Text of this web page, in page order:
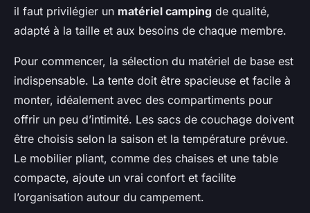
il faut privilégier un matériel camping de qualité,
adapté à la taille et aux besoins de chaque membre.
Pour commencer, la sélection du matériel de base est
indispensable. La tente doit être spacieuse et facile à
monter, idéalement avec des compartiments pour
offrir un peu d’intimité. Les sacs de couchage doivent
être choisis selon la saison et la température prévue.
Le mobilier pliant, comme des chaises et une table
compacte, ajoute un vrai confort et facilite
l’organisation autour du campement.